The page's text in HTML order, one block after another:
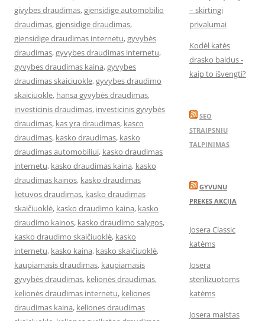
givybes draudimas,gjensidige automobilio
draudimas,gjensidige draudimas,
gjensidige draudimas internetu,gyvybės
draudimas,gyvybes draudimas internetu,
gyvybes draudimas kaina,gyvybes
draudimas skaiciuokle,gyvybes draudimo
skaiciuokle, hansa gyvybės draudimas,
investicinis draudimas, investicinis gyvybės
draudimas, kas yra draudimas, kasco
draudimas, kasko draudimas, kasko
draudimas automobiliui, kasko draudimas
internetu, kasko draudimas kaina, kasko
draudimas kainos, kasko draudimas
lietuvos draudimas, kasko draudimas
skaičiuoklė, kasko draudimo kaina, kasko
draudimo kainos, kasko draudimo salygos,
kasko draudimo skaičiuoklė, kasko
internetu, kasko kaina, kasko skaičiuoklė,
kaupiamasis draudimas, kaupiamasis
gyvybės draudimas, kelionės draudimas,
kelionės draudimas internetu, keliones
draudimas kaina, keliones draudimas
– skirtingi
privalumai
Kodėl katės
drasko baldus -
kaip to išvengti?
SEO
STRAIPSNIU
TALPINIMAS
GYVUNU
PREKES AKCIJA
Josera Classic
katėms
Josera
sterilizuotoms
katėms
Josera maistas